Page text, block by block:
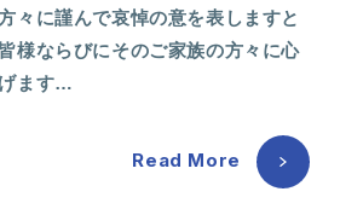
々に謹んで哀悼の意を表しますと
様ならびにそのご家族の方々に心
ます…
Read More